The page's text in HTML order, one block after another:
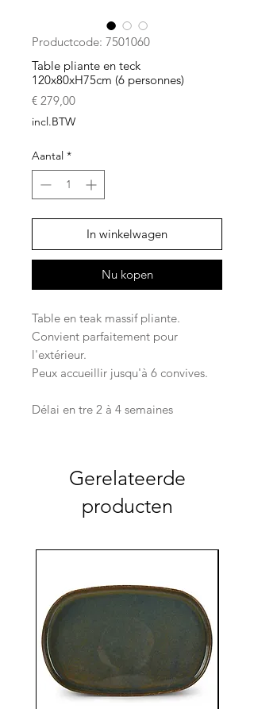
Productcode: 7501060
Table pliante en teck
120x80xH75cm (6 personnes)
€ 279,00Prijs
incl.BTW
Aantal *
In winkelwagen
Nu kopen
Table en teak massif pliante.
Convient parfaitement pour
l'extérieur.
Peux accueillir jusqu'à 6 convives.
Délai en tre 2 à 4 semaines
Gerelateerde
producten